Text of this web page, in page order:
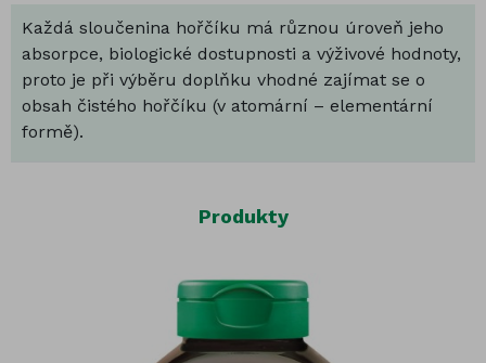
Každá sloučenina hořčíku má různou úroveň jeho
absorpce, biologické dostupnosti a výživové hodnoty,
proto je při výběru doplňku vhodné zajímat se o
obsah čistého hořčíku (v atomární – elementární
formě).
Produkty